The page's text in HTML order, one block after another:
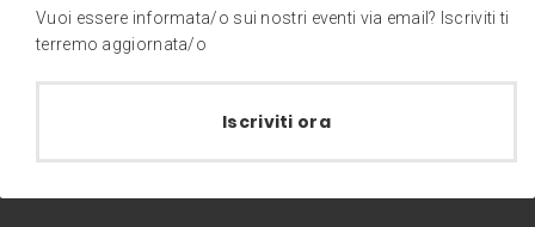
Vuoi essere informata/o sui nostri eventi via email? Iscriviti ti
terremo aggiornata/o
Iscriviti ora